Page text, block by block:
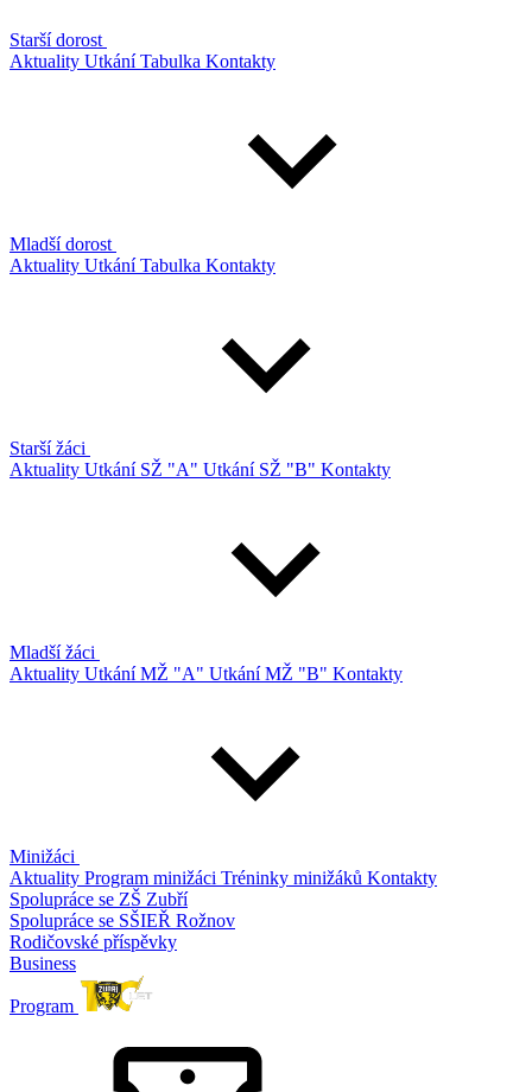
Starší dorost
Aktuality UtkáníTabulka Kontakty
Mladší dorost
Aktuality UtkáníTabulka Kontakty
Starší žáci
Aktuality Utkání SŽ "A" Utkání SŽ "B" Kontakty
Mladší žáci
Aktuality Utkání MŽ "A" Utkání MŽ "B" Kontakty
Minižáci
Aktuality Program minižáci Tréninky minižáků Kontakty
Spolupráce se ZŠ Zubří
Spolupráce se SŠIEŘ Rožnov
Rodičovské příspěvky
Business
Program